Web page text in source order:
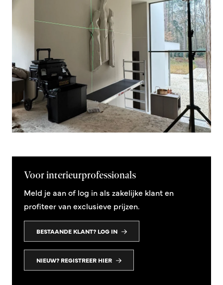
Voor interieurprofessionals
Meld je aan of log in als zakelijke klant en
profiteer van exclusieve prijzen.
BESTAANDE KLANT? LOG IN
NIEUW? REGISTREER HIER